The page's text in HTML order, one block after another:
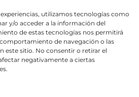
utilizamos tecnologías como
y/o acceder a la información del
de estas tecnologías nos permitirá
de navegación o las
este sitio. No consentir o retirar el
negativamente a ciertas